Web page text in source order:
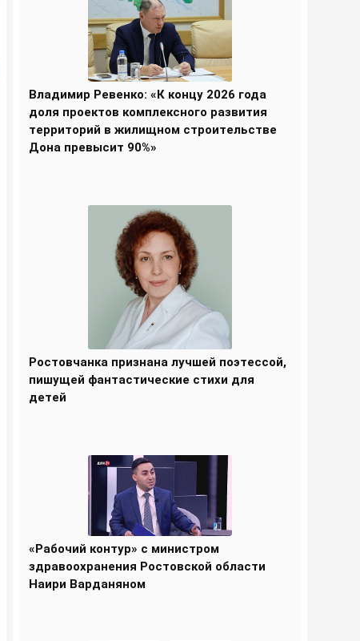
Владимир Ревенко: «К концу 2026 года
доля проектов комплексного развития
территорий в жилищном строительстве
Дона превысит 90%»
Ростовчанка признана лучшей поэтессой,
пишущей фантастические стихи для
детей
«Рабочий контур» с министром
здравоохранения Ростовской области
Наири Варданяном